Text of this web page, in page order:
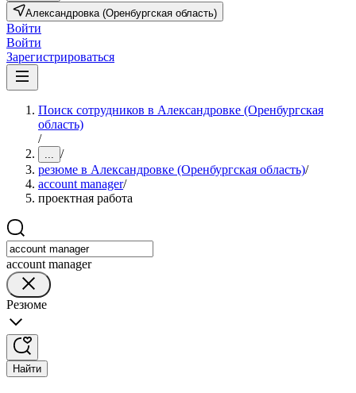
Александровка (Оренбургская область)
Войти
Войти
Зарегистрироваться
Поиск сотрудников в Александровке (Оренбургская
область)
/
... /
резюме в Александровке (Оренбургская область)/
account manager/
проектная работа
account manager
Резюме
Найти